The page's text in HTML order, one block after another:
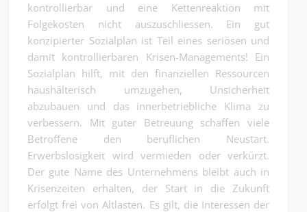
kontrollierbar und eine Kettenreaktion mit
Folgekosten nicht auszuschliessen. Ein gut
konzipierter Sozialplan ist Teil eines seriösen und
damit kontrollierbaren Krisen-Managements! Ein
Sozialplan hilft, mit den finanziellen Ressourcen
haushälterisch umzugehen, Unsicherheit
abzubauen und das innerbetriebliche Klima zu
verbessern. Mit guter Betreuung schaffen viele
Betroffene den beruflichen Neustart.
Erwerbslosigkeit wird vermieden oder verkürzt.
Der gute Name des Unternehmens bleibt auch in
Krisenzeiten erhalten, der Start in die Zukunft
erfolgt frei von Altlasten. Es gilt, die Interessen der